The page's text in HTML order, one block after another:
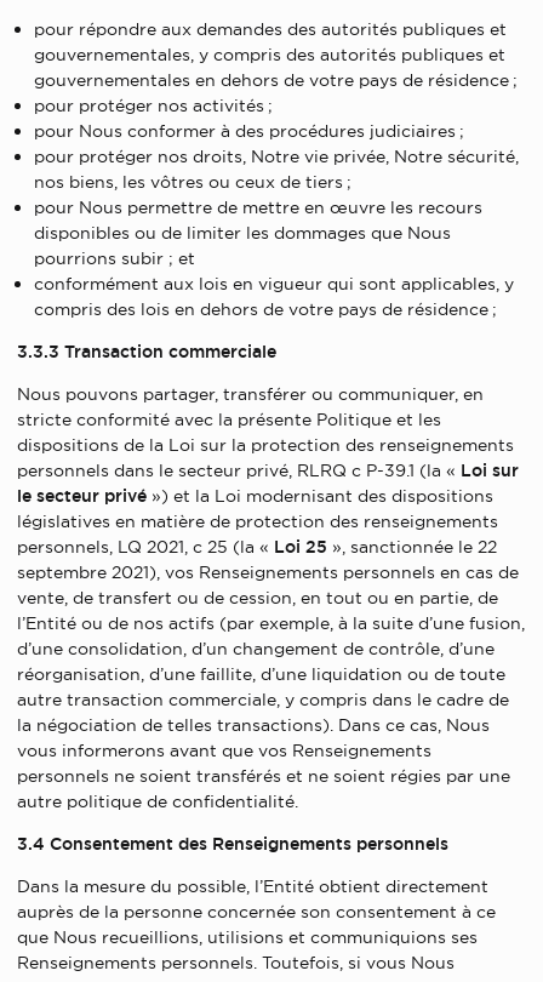
pour répondre aux demandes des autorités publiques et
gouvernementales, y compris des autorités publiques et
gouvernementales en dehors de votre pays de résidence ;
pour protéger nos activités ;
pour Nous conformer à des procédures judiciaires ;
pour protéger nos droits, Notre vie privée, Notre sécurité,
nos biens, les vôtres ou ceux de tiers ;
pour Nous permettre de mettre en œuvre les recours
disponibles ou de limiter les dommages que Nous
pourrions subir ; et
conformément aux lois en vigueur qui sont applicables, y
compris des lois en dehors de votre pays de résidence ;
3.3.3 Transaction commerciale
Nous pouvons partager, transférer ou communiquer, en
stricte conformité avec la présente Politique et les
dispositions de la Loi sur la protection des renseignements
personnels dans le secteur privé, RLRQ c P-39.1 (la « Loi sur
le secteur privé ») et la Loi modernisant des dispositions
législatives en matière de protection des renseignements
personnels, LQ 2021, c 25 (la « Loi 25 », sanctionnée le 22
septembre 2021), vos Renseignements personnels en cas de
vente, de transfert ou de cession, en tout ou en partie, de
l’Entité ou de nos actifs (par exemple, à la suite d’une fusion,
d’une consolidation, d’un changement de contrôle, d’une
réorganisation, d’une faillite, d’une liquidation ou de toute
autre transaction commerciale, y compris dans le cadre de
la négociation de telles transactions). Dans ce cas, Nous
vous informerons avant que vos Renseignements
personnels ne soient transférés et ne soient régies par une
autre politique de confidentialité.
3.4 Consentement des Renseignements personnels
Dans la mesure du possible, l’Entité obtient directement
auprès de la personne concernée son consentement à ce
que Nous recueillions, utilisions et communiquions ses
Renseignements personnels. Toutefois, si vous Nous